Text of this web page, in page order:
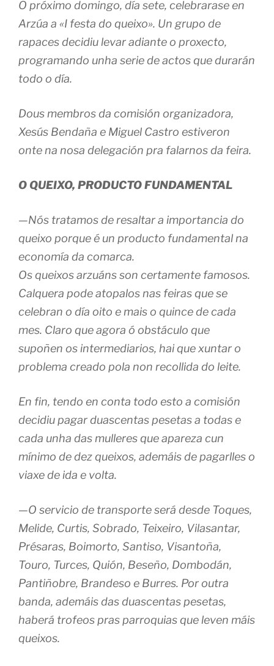
O próximo domingo, día sete, celebrarase en
Arzúa a «I festa do queixo». Un grupo de
rapaces decidiu levar adiante o proxecto,
programando unha serie de actos que durarán
todo o día.
Dous membros da comisión organizadora,
Xesús Bendaña e Miguel Castro estiveron
onte na nosa delegación pra falarnos da feira.
O QUEIXO, PRODUCTO FUNDAMENTAL
—Nós tratamos de resaltar a importancia do
queixo porque é un producto fundamental na
economía da comarca.
Os queixos arzuáns son certamente famosos.
Calquera pode atopalos nas feiras que se
celebran o día oito e mais o quince de cada
mes. Claro que agora ó obstáculo que
supoñen os intermediarios, hai que xuntar o
problema creado pola non recollida do leite.
En fin, tendo en conta todo esto a comisión
decidiu pagar duascentas pesetas a todas e
cada unha das mulleres que apareza cun
mínimo de dez queixos, ademáis de pagarlles o
viaxe de ida e volta.
—O servicio de transporte será desde Toques,
Melide, Curtis, Sobrado, Teixeiro, Vilasantar,
Présaras, Boimorto, Santiso, Visantoña,
Touro, Turces, Quión, Beseño, Dombodán,
Pantiñobre, Brandeso e Burres. Por outra
banda, ademáis das duascentas pesetas,
haberá trofeos pras parroquias que leven máis
queixos.